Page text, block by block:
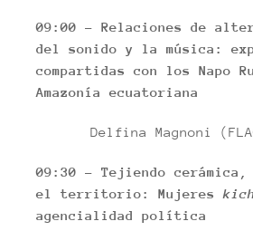
09:00 – Relaciones de
del sonido y la música:
compartidas con los Napo
Amazonía ecuatoriana
Delfina Magnoni
09:30 – Tejiendo cerámica,
el territorio: Mujeres
agencialidad política